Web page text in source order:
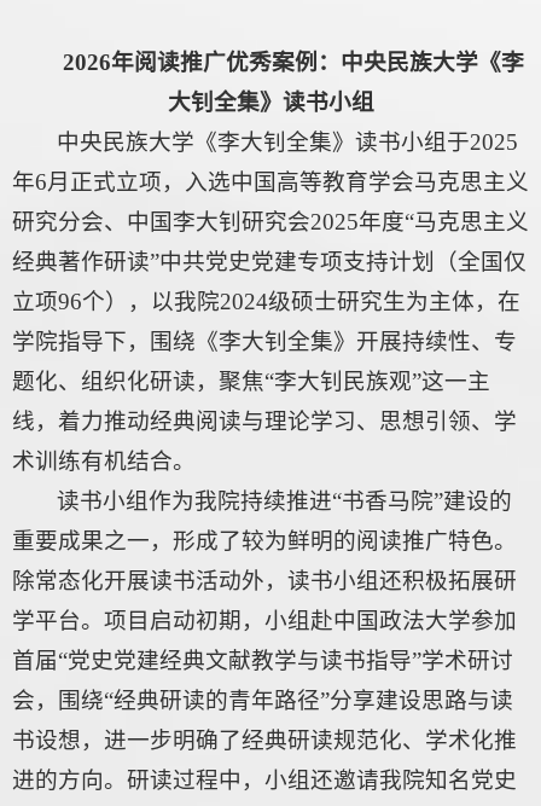
2026年阅读推广优秀案例：中央民族大学《李
大钊全集》读书小组
中央民族大学《李大钊全集》读书小组于2025
年6月正式立项，入选中国高等教育学会马克思主义
研究分会、中国李大钊研究会2025年度“马克思主义
经典著作研读”中共党史党建专项支持计划（全国仅
立项96个），以我院2024级硕士研究生为主体，在
学院指导下，围绕《李大钊全集》开展持续性、专
题化、组织化研读，聚焦“李大钊民族观”这一主
线，着力推动经典阅读与理论学习、思想引领、学
术训练有机结合。
读书小组作为我院持续推进“书香马院”建设的
重要成果之一，形成了较为鲜明的阅读推广特色。
除常态化开展读书活动外，读书小组还积极拓展研
学平台。项目启动初期，小组赴中国政法大学参加
首届“党史党建经典文献教学与读书指导”学术研讨
会，围绕“经典研读的青年路径”分享建设思路与读
书设想，进一步明确了经典研读规范化、学术化推
进的方向。研读过程中，小组还邀请我院知名党史